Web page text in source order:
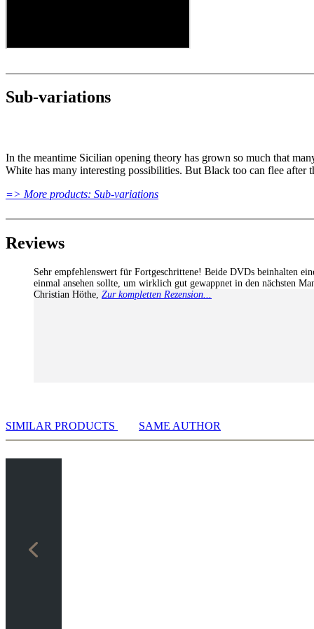
Sub-variations
In the meantime Sicilian opening theory has grown so much that
White has many interesting possibilities. But Black too can flee
=> More products: Sub-variations
Reviews
Sehr empfehlenswert für Fortgeschrittene! Beide DVDs beinhalten
einmal ansehen sollte, um wirklich gut gewappnet in den nächsten
Christian Höthe, Zur kompletten Rezension...
SIMILAR PRODUCTS SAME AUTHOR